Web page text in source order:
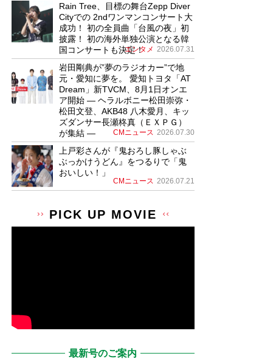
Rain Tree、目標の舞台Zepp Diver
Cityでの 2ndワンマンコンサート大
成功！ 初の全員曲「台風の夜」初
披露！ 初の海外単独公演となる韓
国コンサートも決定！
エンタメ 2026.07.31
岩田剛典が”夢のラジオカー”で地
元・愛知に夢を。 愛知トヨタ「AT
Dream」新TVCM、8月1日オンエ
ア開始 ― ヘラルボニー松田崇弥・
松田文登、AKB48 八木愛月、キッ
ズダンサー長瀬柊真（ＥＸＰＧ）
が集結 ―
CMニュース 2026.07.30
上戸彩さんが『鬼おろし豚しゃぶ
ぶっかけうどん』をつるりで「鬼
おいしい！」
CMニュース 2026.07.21
PICK UP MOVIE
最新号のご案内